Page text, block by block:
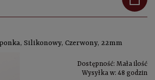
Silikonowy, Czerwony, 22mm
Dostępność: Mała ilość
Wysyłka w: 48 godzin